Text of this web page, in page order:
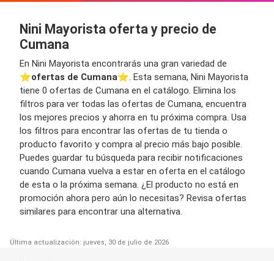
Nini Mayorista oferta y precio de
Cumana
En Nini Mayorista encontrarás una gran variedad de
⭐️ofertas de Cumana⭐️. Esta semana, Nini Mayorista
tiene 0 ofertas de Cumana en el catálogo. Elimina los
filtros para ver todas las ofertas de Cumana, encuentra
los mejores precios y ahorra en tu próxima compra. Usa
los filtros para encontrar las ofertas de tu tienda o
producto favorito y compra al precio más bajo posible.
Puedes guardar tu búsqueda para recibir notificaciones
cuando Cumana vuelva a estar en oferta en el catálogo
de esta o la próxima semana. ¿El producto no está en
promoción ahora pero aún lo necesitas? Revisa ofertas
similares para encontrar una alternativa.
Última actualización: jueves, 30 de julio de 2026